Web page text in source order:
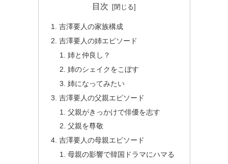
目次
吉澤要人の家族構成
吉澤要人の姉エピソード
姉と仲良し？
姉のシェイクをこぼす
姉になってみたい
吉澤要人の父親エピソード
父親がきっかけで俳優を志す
父親を尊敬
吉澤要人の母親エピソード
母親の影響で韓国ドラマにハマる